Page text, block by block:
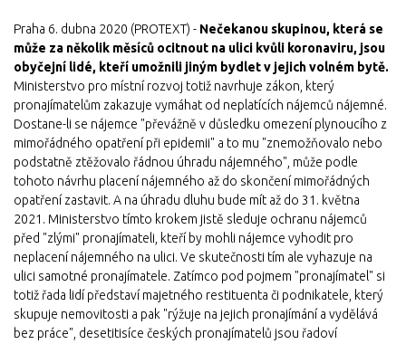
Praha 6. dubna 2020 (PROTEXT) - Nečekanou skupinou, která se
může za několik měsíců ocitnout na ulici kvůli koronaviru, jsou
obyčejní lidé, kteří umožnili jiným bydlet v jejich volném bytě.
Ministerstvo pro místní rozvoj totiž navrhuje zákon, který
pronajímatelům zakazuje vymáhat od neplatících nájemců nájemné.
Dostane-li se nájemce "převážně v důsledku omezení plynoucího z
mimořádného opatření při epidemii" a to mu "znemožňovalo nebo
podstatně ztěžovalo řádnou úhradu nájemného", může podle
tohoto návrhu placení nájemného až do skončení mimořádných
opatření zastavit. A na úhradu dluhu bude mít až do 31. května
2021. Ministerstvo tímto krokem jistě sleduje ochranu nájemců
před "zlými" pronajímateli, kteří by mohli nájemce vyhodit pro
neplacení nájemného na ulici. Ve skutečnosti tím ale vyhazuje na
ulici samotné pronajímatele. Zatímco pod pojmem "pronajímatel" si
totiž řada lidí představí majetného restituenta či podnikatele, který
skupuje nemovitosti a pak "rýžuje na jejich pronajímání a vydělává
bez práce", desetitisíce českých pronajímatelů jsou řadoví